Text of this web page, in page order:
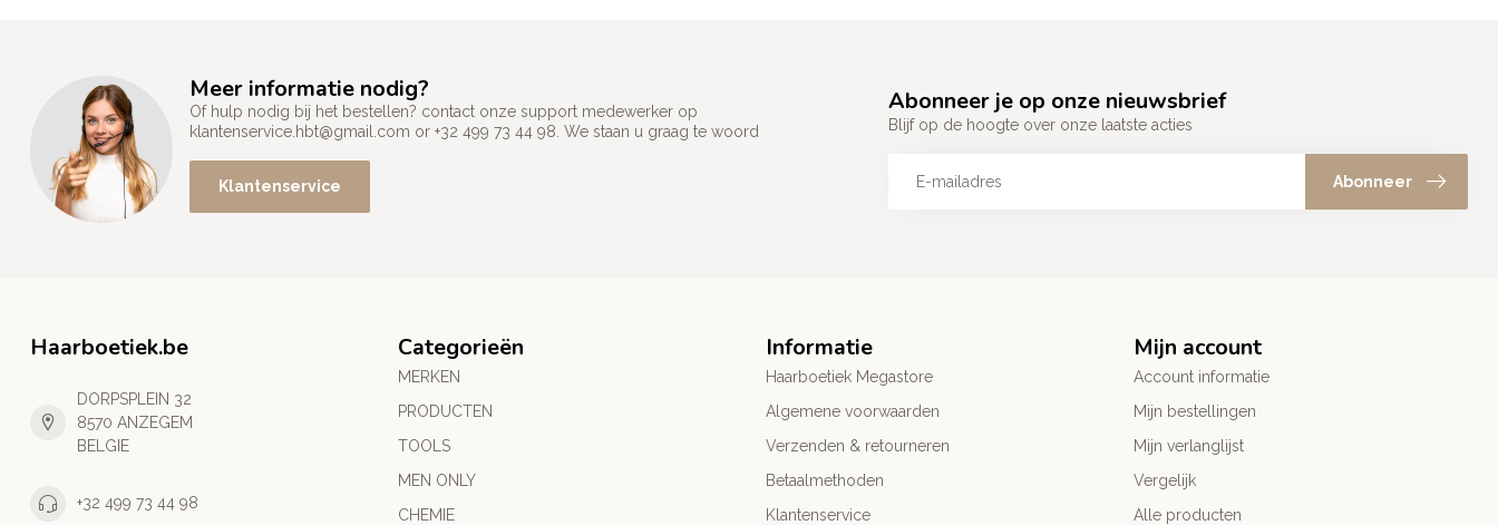
Meer informatie nodig?
Of hulp nodig bij het bestellen? contact onze support medewerker op
klantenservice.hbt@gmail.com or +32 499 73 44 98. We staan u graag te woord
Klantenservice
Abonneer je op onze nieuwsbrief
Blijf op de hoogte over onze laatste acties
Abonneer
Haarboetiek.be
DORPSPLEIN 32
8570 ANZEGEM
BELGIE
+32 499 73 44 98
Categorieën
MERKEN
PRODUCTEN
TOOLS
MEN ONLY
CHEMIE
Informatie
Haarboetiek Megastore
Algemene voorwaarden
Verzenden & retourneren
Betaalmethoden
Klantenservice
Mijn account
Account informatie
Mijn bestellingen
Mijn verlanglijst
Vergelijk
Alle producten